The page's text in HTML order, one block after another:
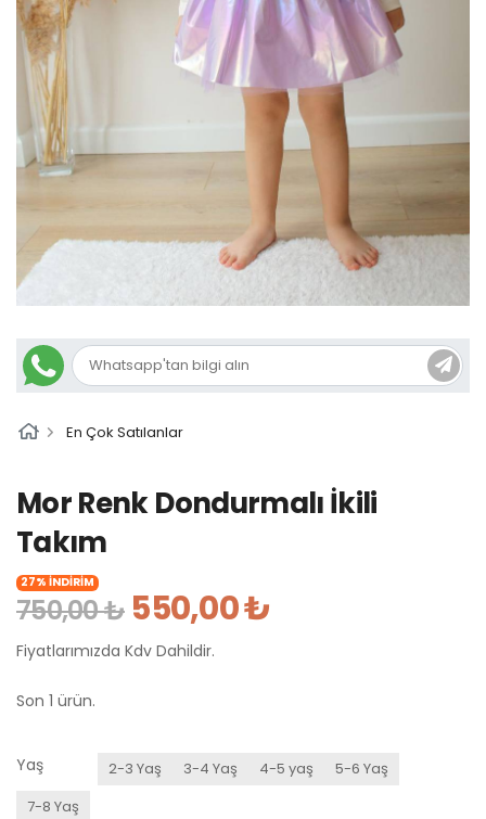
En Çok Satılanlar
Mor Renk Dondurmalı İkili
Takım
27% İNDİRİM
750,00 ₺ 550,00 ₺
Fiyatlarımızda Kdv Dahildir.
Son 1 ürün.
Yaş 2-3 Yaş 3-4 Yaş 4-5 yaş
5-6 Yaş
7-8 Yaş